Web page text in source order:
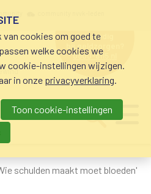
hulp nodig
bij geldzorgen?
0800-8115.nl
schulden maakt moet bloeden'
van cookies om goed te
welke cookies we
cookie-instellingen wijzigen.
in onze privacyverklaring.
Toon cookie-instellingen